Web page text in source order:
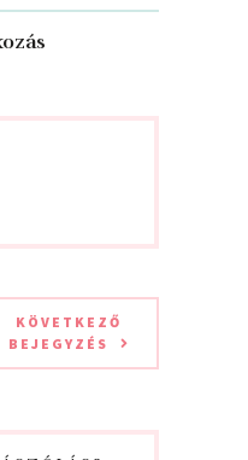
KÖVETKEZŐ
BEJEGYZÉS